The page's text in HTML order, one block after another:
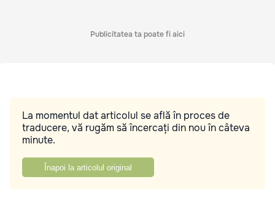
Publicitatea ta poate fi aici
La momentul dat articolul se află în proces de
traducere, vă rugăm să încercați din nou în câteva
minute.
Înapoi la articolul original